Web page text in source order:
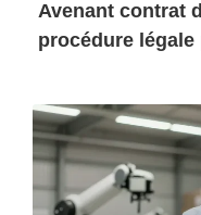
Avenant contrat
procédure